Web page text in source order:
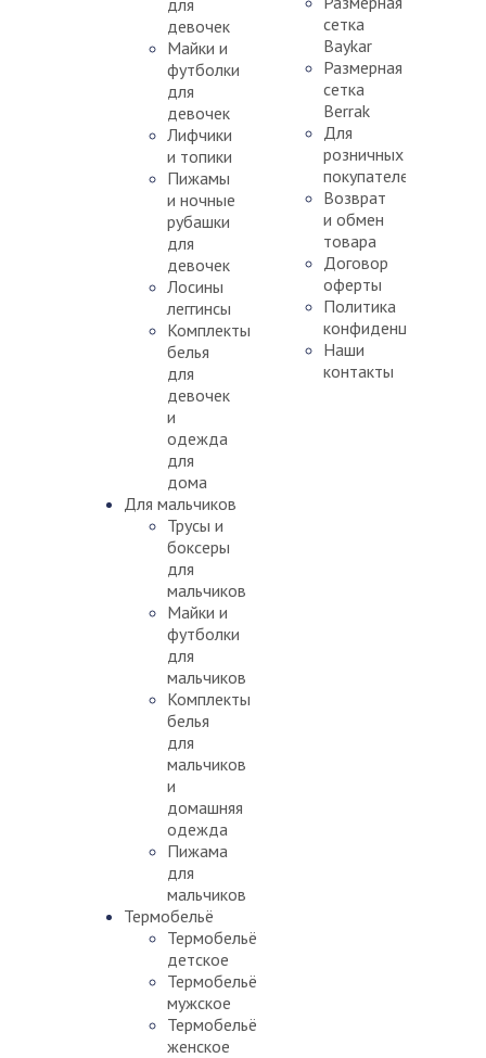
для
девочек
Майки и
футболки
для
девочек
Лифчики
и топики
Пижамы
и ночные
рубашки
для
девочек
Лосины
леггинсы
Комплекты
белья
для
девочек
и
одежда
для
дома
Для мальчиков
Трусы и
боксеры
для
мальчиков
Майки и
футболки
для
мальчиков
Комплекты
белья
для
мальчиков
и
домашняя
одежда
Пижама
для
мальчиков
Термобельё
Термобельё
детское
Термобельё
мужское
Термобельё
женское
сетка
Baykar
Размерная
сетка
Berrak
Для
розничных
покупателей
Возврат
и обмен
товара
Договор
оферты
Политика
конфиденциальности
Наши
контакты